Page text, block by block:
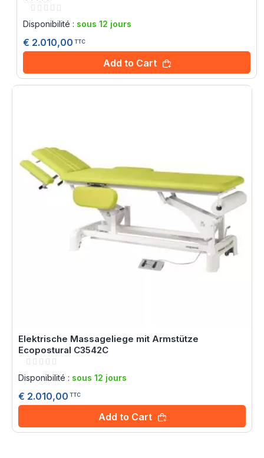
Rating:
Disponibilité : sous 12 jours
€ 2.010,00 TTC
Add to Cart
Elektrische Massageliege mit Armstütze
Ecopostural C3542C
Rating:
Disponibilité : sous 12 jours
€ 2.010,00 TTC
Add to Cart